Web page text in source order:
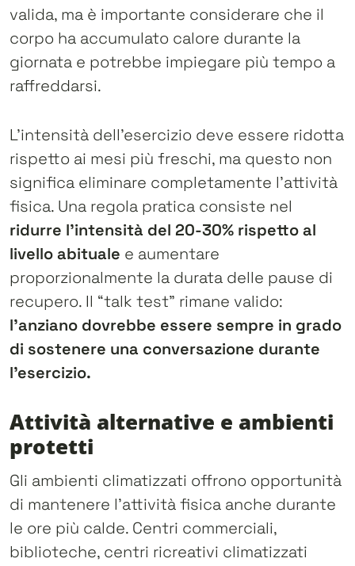
valida, ma è importante considerare che il
corpo ha accumulato calore durante la
giornata e potrebbe impiegare più tempo a
raffreddarsi.
L’intensità dell’esercizio deve essere ridotta
rispetto ai mesi più freschi, ma questo non
significa eliminare completamente l’attività
fisica. Una regola pratica consiste nel
ridurre l’intensità del 20-30% rispetto al
livello abituale e aumentare
proporzionalmente la durata delle pause di
recupero. Il “talk test” rimane valido:
l’anziano dovrebbe essere sempre in grado
di sostenere una conversazione durante
l’esercizio.
Attività alternative e ambienti
protetti
Gli ambienti climatizzati offrono opportunità
di mantenere l’attività fisica anche durante
le ore più calde. Centri commerciali,
biblioteche, centri ricreativi climatizzati